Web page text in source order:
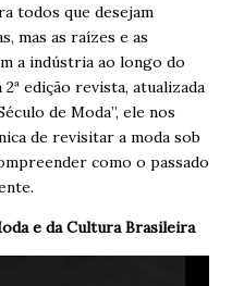
todos que desejam
mas as raízes e as
a indústria ao longo do
edição revista, atualizada
de Moda”, ele nos
de revisitar a moda sob
como o passado
e da Cultura Brasileira